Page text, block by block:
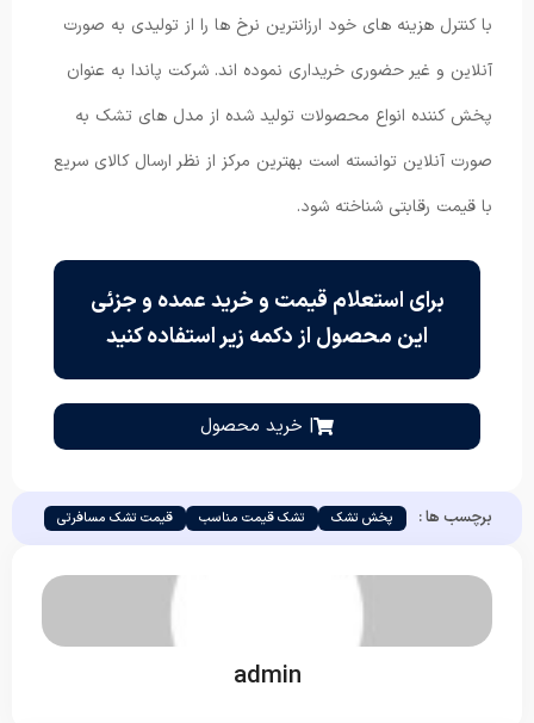
با کنترل هزینه های خود ارزانترین نرخ ها را از تولیدی به صورت
آنلاین و غیر حضوری خریداری نموده اند. شرکت پاندا به عنوان
پخش کننده انواع محصولات تولید شده از مدل های تشک به
صورت آنلاین توانسته است بهترین مرکز از نظر ارسال کالای سریع
با قیمت رقابتی شناخته شود.
برای استعلام قیمت و خرید عمده و جزئی
این محصول از دکمه زیر استفاده کنید
| خرید محصول
برچسب ها : پخش تشک تشک قیمت مناسب قیمت تشک مسافرتی
admin